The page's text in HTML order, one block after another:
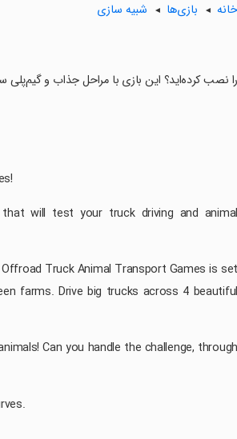
خانه بازی‌ها شبیه سازی
will test your truck driving and animal
Truck Animal Transport Games is set
farms. Drive big trucks across 4 beautiful
Can you handle the challenge, through